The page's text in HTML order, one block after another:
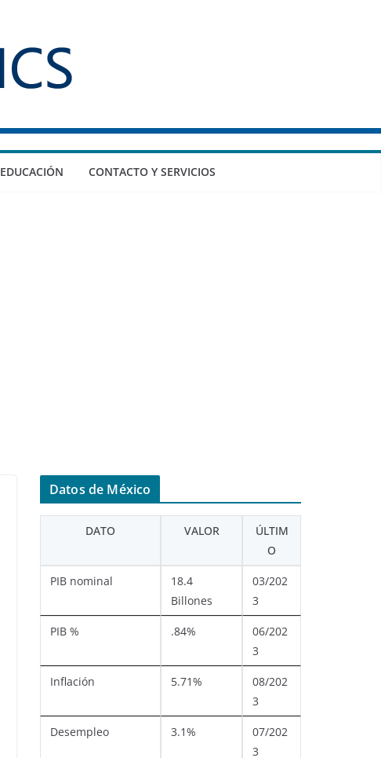
EDUCACIÓN CONTACTO Y SERVICIOS
Datos de México
DATO VALOR
ÚLTIM
O
PIB nominal
18.4
Billones
03/202
3
PIB % .84%
06/202
3
Inflación 5.71%
08/202
3
Desempleo 3.1%
07/202
3